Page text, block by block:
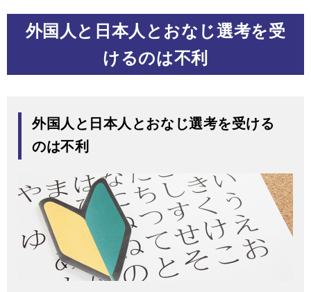
外国人と日本人とおなじ選考を受
けるのは不利
外国人と日本人とおなじ選考を受ける
のは不利